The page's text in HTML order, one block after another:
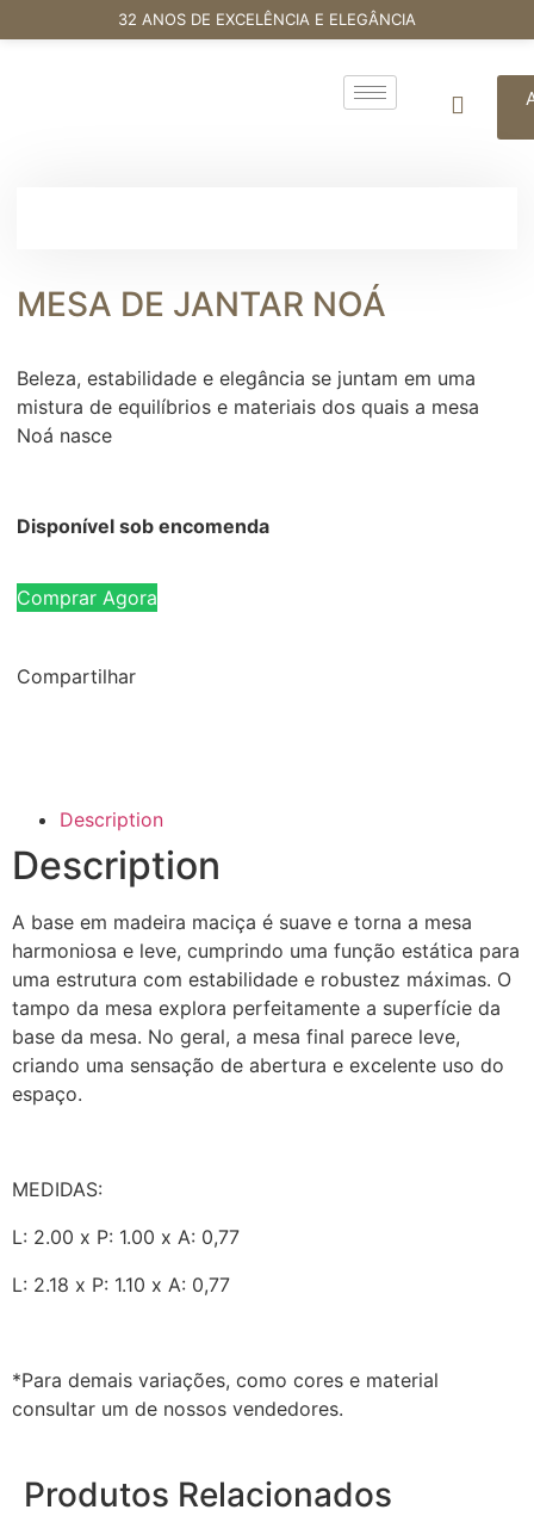
32 ANOS DE EXCELÊNCIA E ELEGÂNCIA
MESA DE JANTAR NOÁ
Beleza, estabilidade e elegância se juntam em uma
mistura de equilíbrios e materiais dos quais a mesa
Noá nasce
Disponível sob encomenda
Comprar Agora
Compartilhar
Description
Description
A base em madeira maciça é suave e torna a mesa
harmoniosa e leve, cumprindo uma função estática para
uma estrutura com estabilidade e robustez máximas. O
tampo da mesa explora perfeitamente a superfície da
base da mesa. No geral, a mesa final parece leve,
criando uma sensação de abertura e excelente uso do
espaço.
MEDIDAS:
L: 2.00 x P: 1.00 x A: 0,77
L: 2.18 x P: 1.10 x A: 0,77
*Para demais variações, como cores e material
consultar um de nossos vendedores.
Produtos Relacionados